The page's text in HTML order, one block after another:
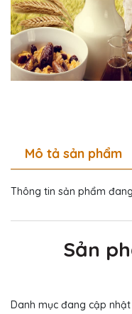
Mô tả sản phẩm
Thông tin sản phẩm
Sản
Danh mục đang cập